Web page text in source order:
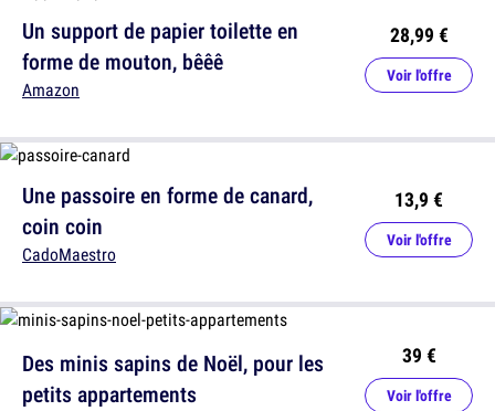
Une passoire en forme de canard,
coin coin
CadoMaestro
13,9 €
Voir l'offre
Un support de papier toilette en
forme de mouton, bêêê
Amazon
28,99 €
Voir l'offre
Des minis sapins de Noël, pour les
petits appartements
39 €
Voir l'offre